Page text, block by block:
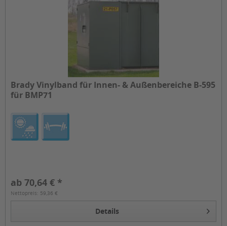
Brady Vinylband für Innen- & Außenbereiche B-595
für BMP71
ab 70,64 € *
Nettopreis: 59,36 €
Details